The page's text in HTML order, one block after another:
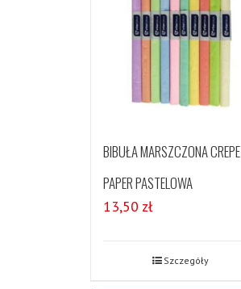
BIBUŁA MARSZCZONA CREPE
PAPER PASTELOWA
13,50 zł
Szczegóły